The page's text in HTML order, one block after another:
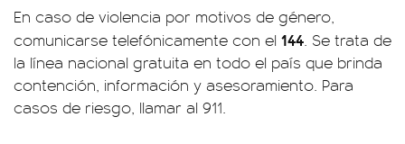
En caso de violencia por motivos de género,
comunicarse telefónicamente con el 144. Se trata de
la línea nacional gratuita en todo el país que brinda
contención, información y asesoramiento. Para
casos de riesgo, llamar al 911.